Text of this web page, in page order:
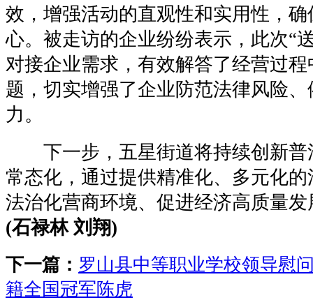
效，增强活动的直观性和实用性，
心。被走访的企业纷纷表示，此次“
对接企业需求，有效解答了经营过
题，切实增强了企业防范法律风险
力。
下一步，五星街道将持续创新普
常态化，通过提供精准化、多元化
法治化营商环境、促进经济高质量
(石禄林 刘翔)
下一篇： 罗山县中等职业学校领导慰
籍全国冠军陈虎